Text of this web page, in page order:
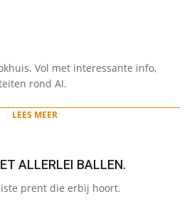
Vol met interessante info,
rond AI.
LEES MEER
ALLERLEI BALLEN.
prent die erbij hoort.